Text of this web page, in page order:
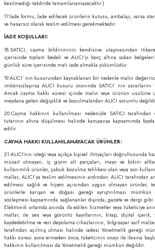
kesilmediği takdirde tamamlanamayacaktır.)
17.İade formu, İade edilecek ürünlerin kutusu, ambalajı, varsa
ve hasarsız olarak teslim edilmesi gerekmektedir.
İADE KOŞULLARI:
18.SATICI, cayma bildiriminin kendisine ulaşmasından
içerisinde toplam bedeli ve ALICI’yı borç altına sokan
günlük süre içerisinde malı iade almakla yükümlüdür.
19.ALICI’ nın kusurundan kaynaklanan bir nedenle malın
imkânsızlaşırsa ALICI kusuru oranında SATICI’ nın
Ancak cayma hakkı süresi içinde malın veya ürünün usulüne
meydana gelen değişiklik ve bozulmalardan ALICI sorumlu
20.Cayma hakkının kullanılması nedeniyle SATICI
tutarının altına düşülmesi halinde kampanya kapsamında
edilir.
CAYMA HAKKI KULLANILAMAYACAK ÜRÜNLER:
21.ALICI’nın isteği veya açıkça kişisel ihtiyaçları doğrultusunda
müsait olmayan, iç giyim alt parçaları, mayo ve bikini
kullanımlık ürünler, çabuk bozulma tehlikesi olan veya son
mallar, ALICI’ya teslim edilmesinin ardından ALICI tarafından
edilmesi sağlık ve hijyen açısından uygun olmayan ürünler,
ürünlerle karışan ve doğası gereği ayrıştırılması
sözleşmesi kapsamında sağlananlar dışında, gazete ve dergi
Elektronik ortamda anında ifa edilen hizmetler veya tüketiciye
mallar, ile ses veya görüntü kayıtlarının, kitap, dijital içerik,
kaydedebilme ve veri depolama cihazlarının, bilgisayar sarf
tarafından açılmış olması halinde iadesi Yönetmelik gereği
hakkı süresi sona ermeden önce, tüketicinin onayı ile ifasına
hakkının kullanılması da Yönetmelik gereği mümkün değildir.